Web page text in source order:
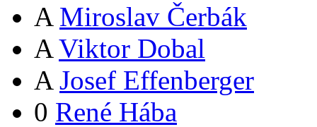
A Miroslav Čerbák
A Viktor Dobal
A Josef Effenberger
0 René Hába